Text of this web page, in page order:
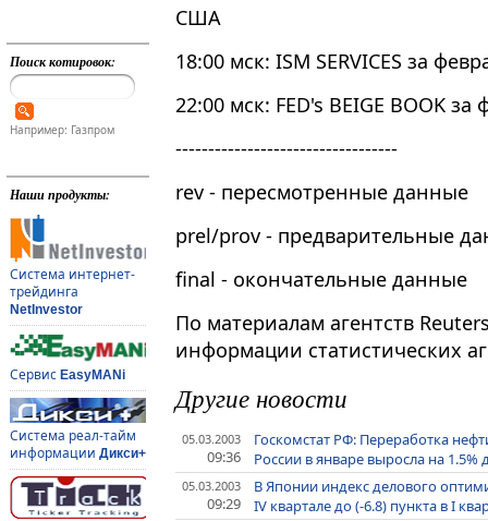
Поиск котировок:
Например: Газпром
Наши продукты:
Система интернет-
трейдинга
NetInvestor
Сервис EasyMANi
Система реал-тайм
информации Дикси+
США
18:00 мск: ISM SERVICES за
22:00 мск: FED's BEIGE BOOK за
----------------------------------
rev - пересмотренные данные
prel/prov - предварительные
final - окончательные данные
По материалам агентств
информации статистических
Другие новости
05.03.2003
09:36
Госкомстат РФ: Переработка
России в январе выросла на 1.5%
05.03.2003
09:29
В Японии индекс делового
IV квартале до (-6.8) пункта в I